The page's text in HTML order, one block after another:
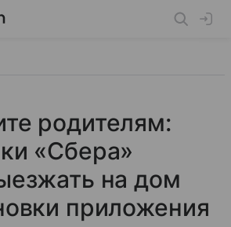
родителям:
«Сбера»
на дом
приложения